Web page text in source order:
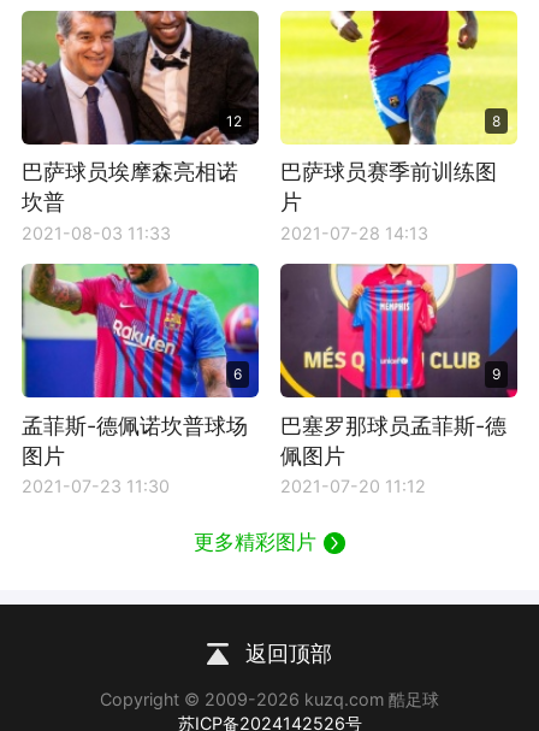
12
巴萨球员埃摩森亮相诺
坎普
2021-08-03 11:33
8
巴萨球员赛季前训练图
片
2021-07-28 14:13
6
孟菲斯-德佩诺坎普球场
图片
2021-07-23 11:30
9
巴塞罗那球员孟菲斯-德
佩图片
2021-07-20 11:12
更多精彩图片
返回顶部
Copyright © 2009-2026 kuzq.com 酷足球
苏ICP备2024142526号